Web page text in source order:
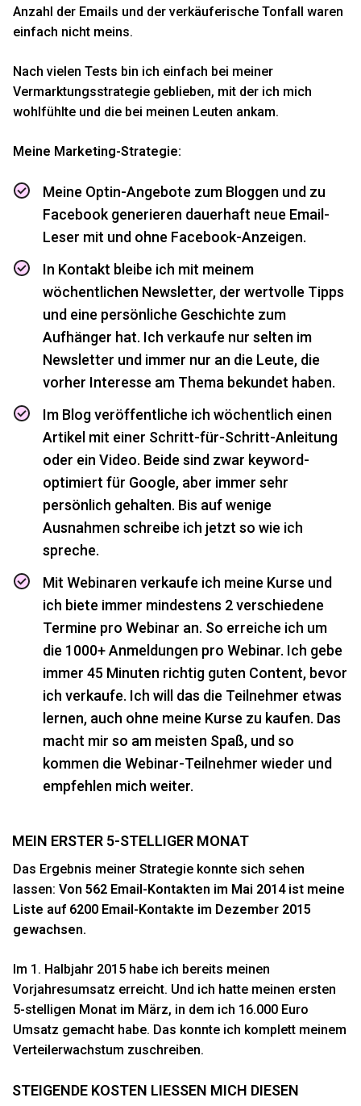
Anzahl der Emails und der verkäuferische Tonfall waren
einfach nicht meins.
Nach vielen Tests bin ich einfach bei meiner
Vermarktungsstrategie geblieben, mit der ich mich
wohlfühlte und die bei meinen Leuten ankam.
Meine Marketing-Strategie:
Meine Optin-Angebote zum Bloggen und zu
Facebook generieren dauerhaft neue Email-
Leser mit und ohne Facebook-Anzeigen.
In Kontakt bleibe ich mit meinem
wöchentlichen Newsletter, der wertvolle Tipps
und eine persönliche Geschichte zum
Aufhänger hat. Ich verkaufe nur selten im
Newsletter und immer nur an die Leute, die
vorher Interesse am Thema bekundet haben.
Im Blog veröffentliche ich wöchentlich einen
Artikel mit einer Schritt-für-Schritt-Anleitung
oder ein Video. Beide sind zwar keyword-
optimiert für Google, aber immer sehr
persönlich gehalten. Bis auf wenige
Ausnahmen schreibe ich jetzt so wie ich
spreche.
Mit Webinaren verkaufe ich meine Kurse und
ich biete immer mindestens 2 verschiedene
Termine pro Webinar an. So erreiche ich um
die 1000+ Anmeldungen pro Webinar. Ich gebe
immer 45 Minuten richtig guten Content, bevor
ich verkaufe. Ich will das die Teilnehmer etwas
lernen, auch ohne meine Kurse zu kaufen. Das
macht mir so am meisten Spaß, und so
kommen die Webinar-Teilnehmer wieder und
empfehlen mich weiter.
MEIN ERSTER 5-STELLIGER MONAT
Das Ergebnis meiner Strategie konnte sich sehen
lassen: Von 562 Email-Kontakten im Mai 2014 ist meine
Liste auf 6200 Email-Kontakte im Dezember 2015
gewachsen.
Im 1. Halbjahr 2015 habe ich bereits meinen
Vorjahresumsatz erreicht. Und ich hatte meinen ersten
5-stelligen Monat im März, in dem ich 16.000 Euro
Umsatz gemacht habe. Das konnte ich komplett meinem
Verteilerwachstum zuschreiben.
STEIGENDE KOSTEN LIESSEN MICH DIESEN F